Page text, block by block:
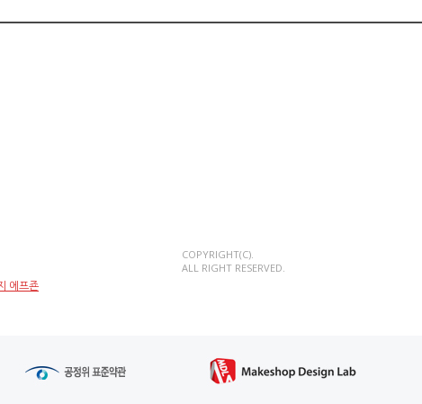
에프죤
COPYRIGHT(C).
ALL RIGHT RESERVED.